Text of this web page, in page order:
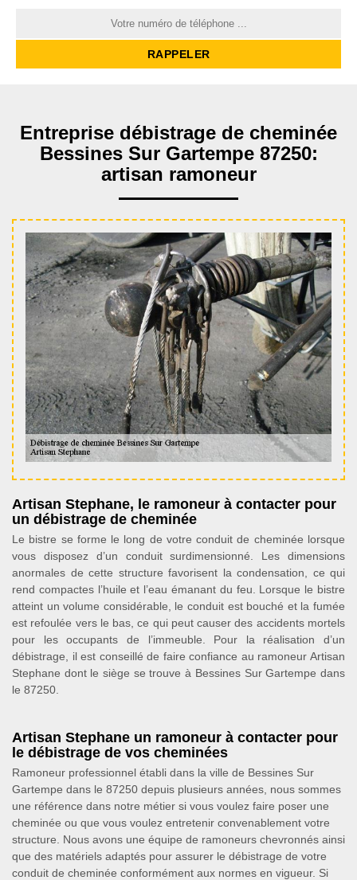
Entreprise débistrage de cheminée
Bessines Sur Gartempe 87250:
artisan ramoneur
Artisan Stephane, le ramoneur à contacter pour
un débistrage de cheminée
Le bistre se forme le long de votre conduit de cheminée lorsque
vous disposez d’un conduit surdimensionné. Les dimensions
anormales de cette structure favorisent la condensation, ce qui
rend compactes l’huile et l’eau émanant du feu. Lorsque le bistre
atteint un volume considérable, le conduit est bouché et la fumée
est refoulée vers le bas, ce qui peut causer des accidents mortels
pour les occupants de l’immeuble. Pour la réalisation d’un
débistrage, il est conseillé de faire confiance au ramoneur Artisan
Stephane dont le siège se trouve à Bessines Sur Gartempe dans
le 87250.
Artisan Stephane un ramoneur à contacter pour
le débistrage de vos cheminées
Ramoneur professionnel établi dans la ville de Bessines Sur
Gartempe dans le 87250 depuis plusieurs années, nous sommes
une référence dans notre métier si vous voulez faire poser une
cheminée ou que vous voulez entretenir convenablement votre
structure. Nous avons une équipe de ramoneurs chevronnés ainsi
que des matériels adaptés pour assurer le débistrage de votre
conduit de cheminée conformément aux normes en vigueur. Si